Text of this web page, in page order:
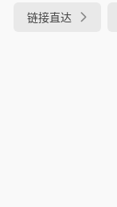
链接直达